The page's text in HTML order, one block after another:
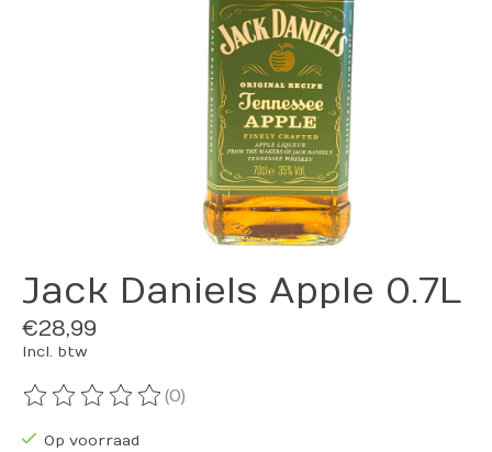
Jack Daniels Apple 0.7L
€28,99
Incl. btw
De beoordeling van dit product is
(0)
Op voorraad